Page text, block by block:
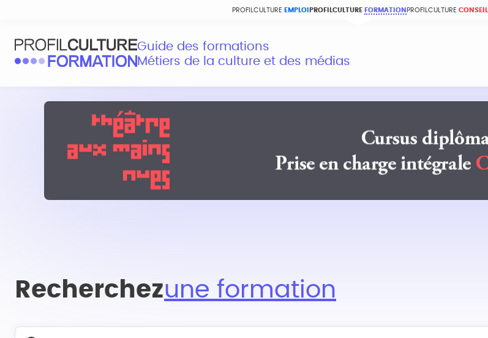
PROFILCULTURE EMPLOI PROFILCULTURE FORMATION PROFILCULTURE CONSEIL
Guide des formations
Métiers de la culture et des médias
Recherchezune formation